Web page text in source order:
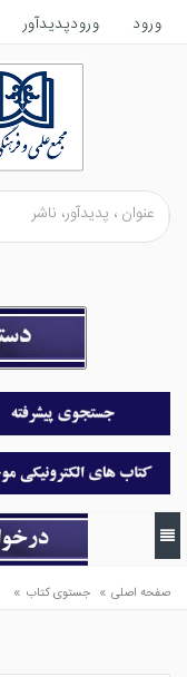
ورود ورودپدیدآور
صفحه اصلی » جستوی کتاب »